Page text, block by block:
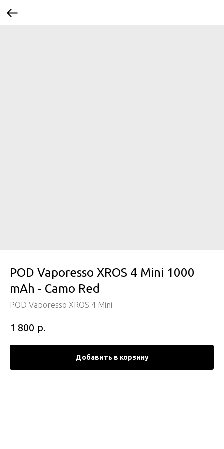
POD Vaporesso XROS 4 Mini 1000
mAh - Camo Red
POD Vaporesso XROS 4 Mini
1 800 р.
Добавить в корзину